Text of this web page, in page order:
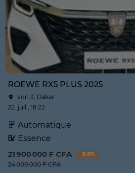
ROEWE RX5 PLUS 2025
vdn 3, Dakar
22. juil., 18:22
Automatique
Essence
21 900 000 F CFA
- 8.8%
24 000 000 F CFA